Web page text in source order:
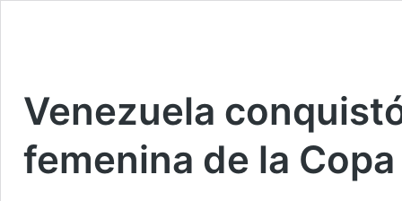
Venezuela
femenina de la